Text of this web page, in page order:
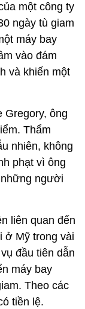
một công ty
ngày tù giam
máy bay
vào đám
và khiến một
Gregory, ông
Thẩm
nhiên, không
phạt vì ông
người
liên quan đến
ở Mỹ trong vài
đầu tiên dẫn
máy bay
Theo các
tiền lệ.